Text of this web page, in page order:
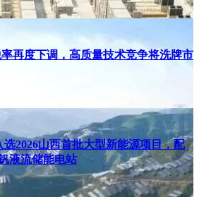
再度下调，高质量技术竞争将洗牌市
2026山西首批大型新能源项目，配
液流储能电站